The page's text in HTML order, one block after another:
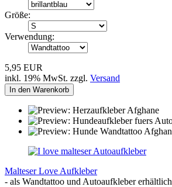
Größe:
Verwendung:
5,95 EUR
inkl. 19% MwSt. zzgl. Versand
In den Warenkorb
Malteser Love Aufkleber
- als Wandtattoo und Autoaufkleber erhältlich